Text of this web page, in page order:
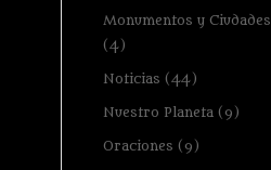
Monumentos y Ciudades
(4)
Noticias (44)
Nuestro Planeta (9)
Oraciones (9)